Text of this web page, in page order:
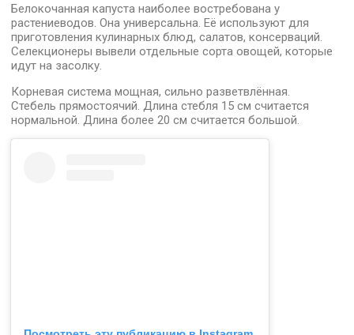
Белокочанная капуста наиболее востребована у
растениеводов. Она универсальна. Её используют для
приготовления кулинарных блюд, салатов, консерваций.
Селекционеры вывели отдельные сорта овощей, которые
идут на засолку.
Корневая система мощная, сильно разветвлённая.
Стебель прямостоячий. Длина стебля 15 см считается
нормальной. Длина более 20 см считается большой.